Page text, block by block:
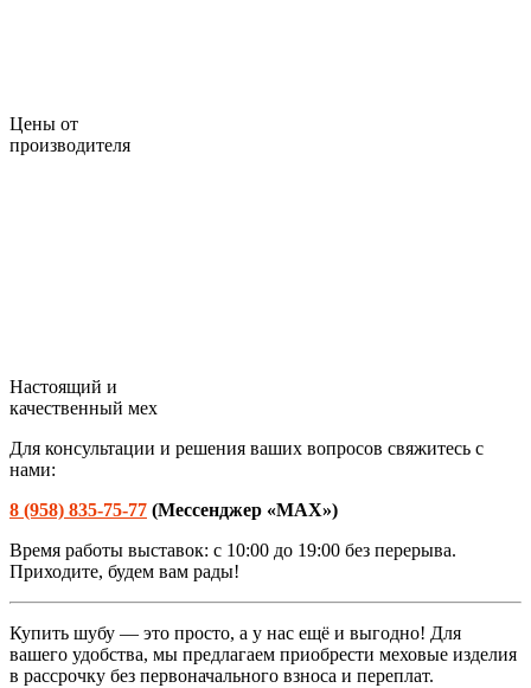
Цены от
производителя
Настоящий и
качественный мех
Для консультации и решения ваших вопросов свяжитесь с
нами:
8 (958) 835-75-77 (Мессенджер «MAX»)
Время работы выставок: с 10:00 до 19:00 без перерыва.
Приходите, будем вам рады!
Купить шубу — это просто, а у нас ещё и выгодно! Для
вашего удобства, мы предлагаем приобрести меховые изделия
в рассрочку без первоначального взноса и переплат.